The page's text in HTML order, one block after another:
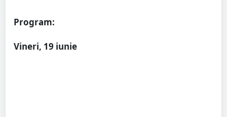
Program:
Vineri, 19 iunie